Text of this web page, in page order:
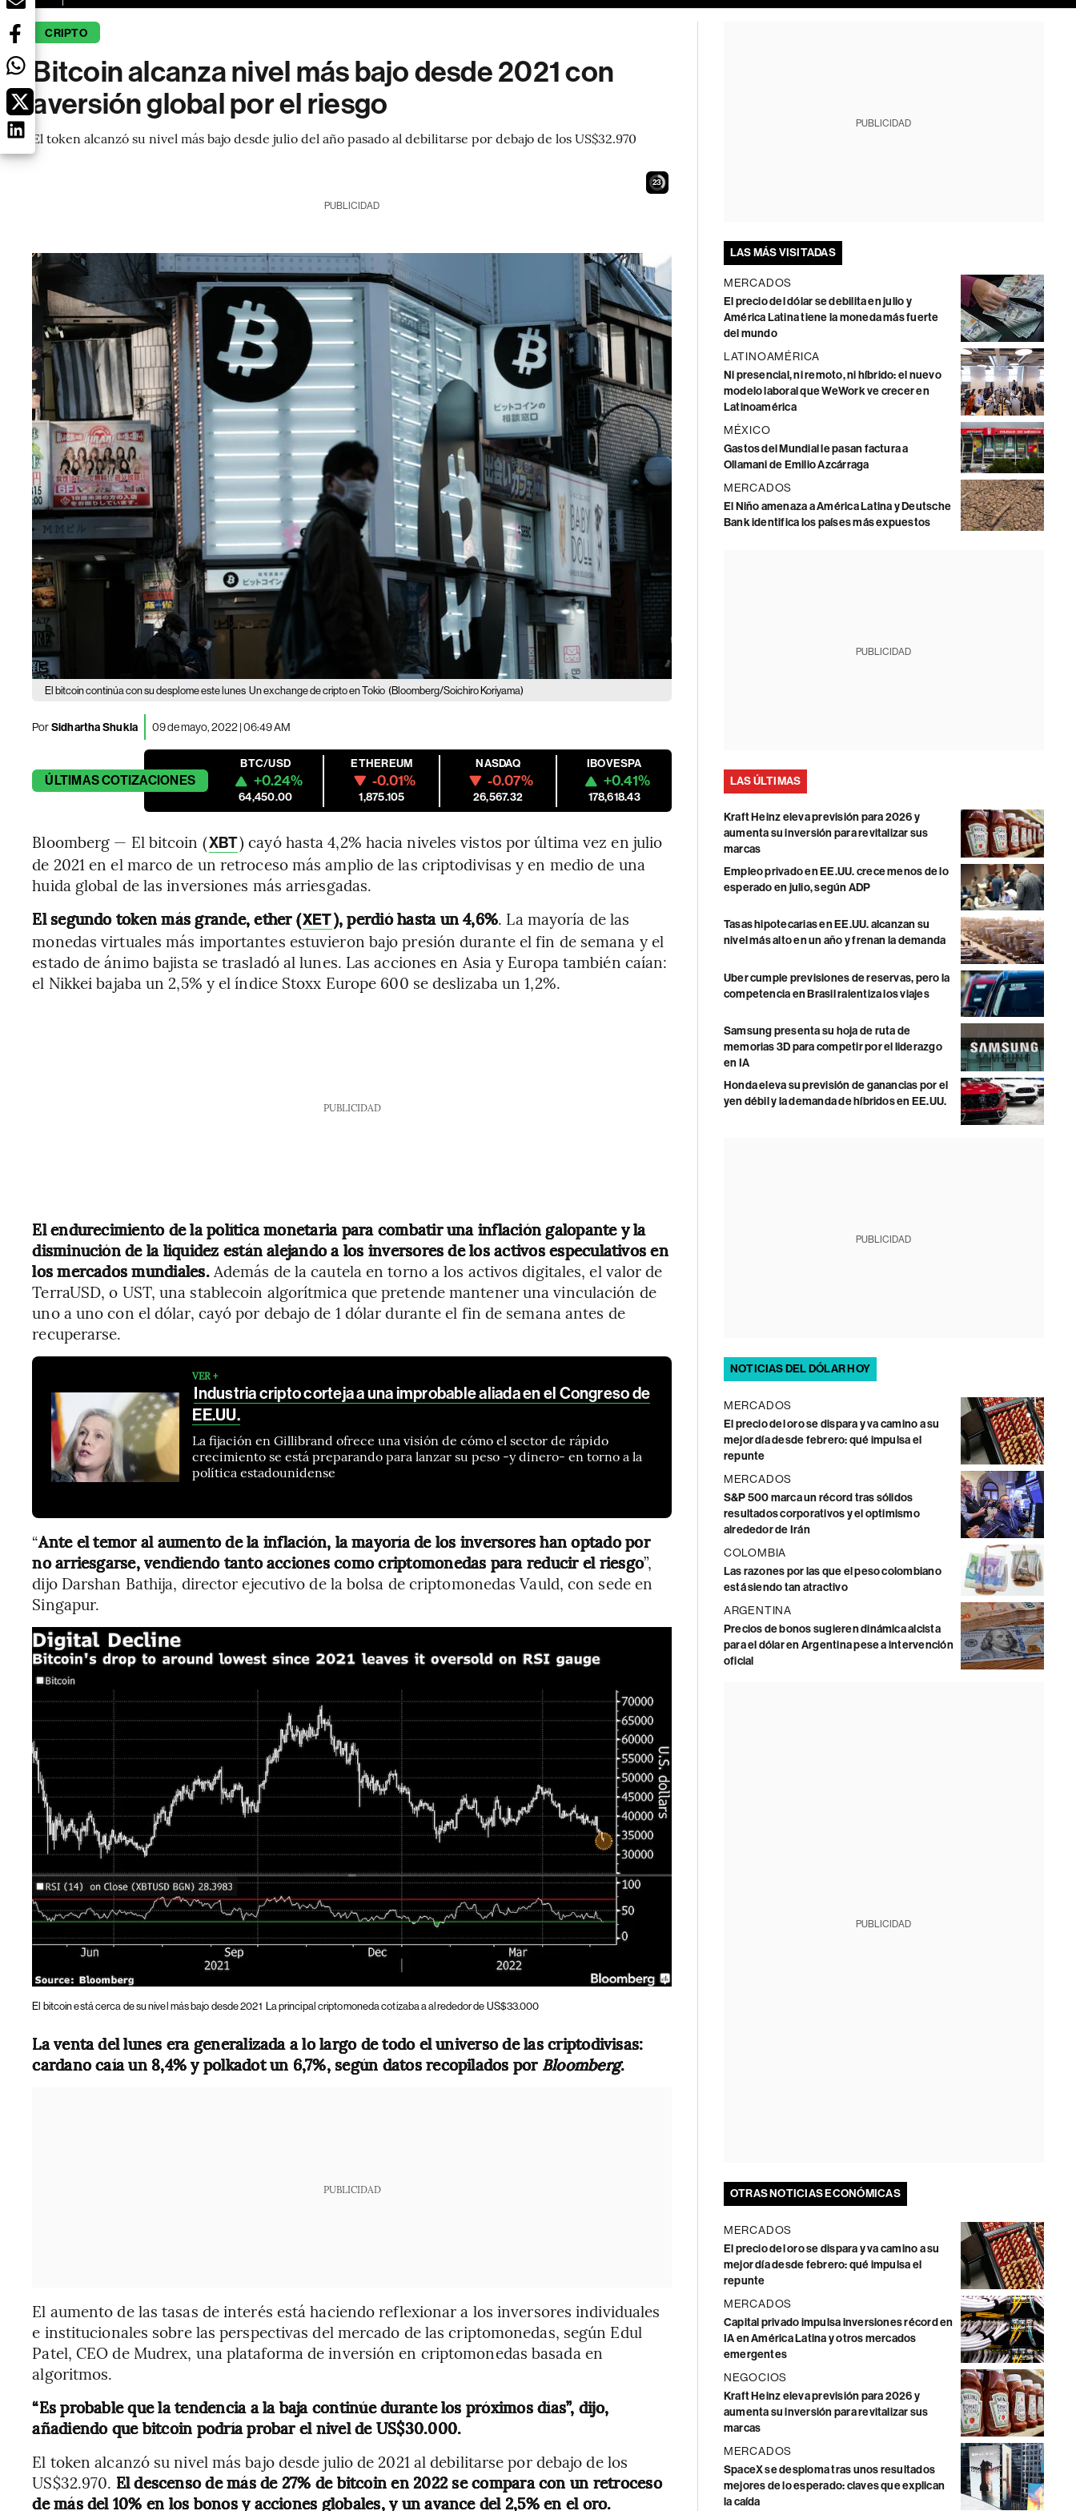
CRIPTO
Bitcoin alcanza nivel más bajo desde 2021 con
aversión global por el riesgo
El token alcanzó su nivel más bajo desde julio del año pasado al debilitarse por debajo de los US$32.970
22
PUBLICIDAD
El bitcoin continúa con su desplome este lunes Un exchange de cripto en Tokio (Bloomberg/Soichiro Koriyama)
PorSidhartha Shukla 09 de mayo, 2022 | 06:49 AM
ÚLTIMASCOTIZACIONES
BTC/USD
+0.24%
64,450.00
ETHEREUM
-0.01%
1,875.105
NASDAQ
-0.07%
26,567.32
IBOVESPA
+0.41%
178,618.43
Bloomberg — El bitcoin (XBT) cayó hasta 4,2% hacia niveles vistos por última vez en julio
de 2021 en el marco de un retroceso más amplio de las criptodivisas y en medio de una
huida global de las inversiones más arriesgadas.
El segundo token más grande, ether (XET), perdió hasta un 4,6%. La mayoría de las
monedas virtuales más importantes estuvieron bajo presión durante el fin de semana y el
estado de ánimo bajista se trasladó al lunes. Las acciones en Asia y Europa también caían:
el Nikkei bajaba un 2,5% y el índice Stoxx Europe 600 se deslizaba un 1,2%.
PUBLICIDAD
El endurecimiento de la política monetaria para combatir una inflación galopante y la
disminución de la liquidez están alejando a los inversores de los activos especulativos en
los mercados mundiales.Además de la cautela en torno a los activos digitales, el valor de
TerraUSD, o UST, una stablecoin algorítmica que pretende mantener una vinculación de
uno a uno con el dólar, cayó por debajo de 1 dólar durante el fin de semana antes de
recuperarse.
VER +
Industria cripto corteja a una improbable aliada en el Congreso de
EE.UU.
La fijación en Gillibrand ofrece una visión de cómo el sector de rápido
crecimiento se está preparando para lanzar su peso -y dinero- en torno a la
política estadounidense
“Ante el temor al aumento de la inflación, la mayoría de los inversores han optado por
no arriesgarse, vendiendo tanto acciones como criptomonedas para reducir el riesgo”,
dijo Darshan Bathija, director ejecutivo de la bolsa de criptomonedas Vauld, con sede en
Singapur.
El bitcoin está cerca de su nivel más bajo desde 2021 La principal criptomoneda cotizaba a alrededor de US$33.000
La venta del lunes era generalizada a lo largo de todo el universo de las criptodivisas:
cardano caía un 8,4% y polkadot un 6,7%, según datos recopilados por Bloomberg.
PUBLICIDAD
El aumento de las tasas de interés está haciendo reflexionar a los inversores individuales
e institucionales sobre las perspectivas del mercado de las criptomonedas, según Edul
Patel, CEO de Mudrex, una plataforma de inversión en criptomonedas basada en
algoritmos.
“Es probable que la tendencia a la baja continúe durante los próximos días”, dijo,
añadiendo que bitcoin podría probar el nivel de US$30.000.
El token alcanzó su nivel más bajo desde julio de 2021 al debilitarse por debajo de los
US$32.970. El descenso de más de 27% de bitcoin en 2022 se compara con un retroceso
de más del 10% en los bonos y acciones globales, y un avance del 2,5% en el oro.
PUBLICIDAD
LAS MÁS VISITADAS
MERCADOS
El precio del dólar se debilita en julio y
América Latina tiene la moneda más fuerte
del mundo
LATINOAMÉRICA
Ni presencial, ni remoto, ni híbrido: el nuevo
modelo laboral que WeWork ve crecer en
Latinoamérica
MÉXICO
Gastos del Mundial le pasan factura a
Ollamani de Emilio Azcárraga
MERCADOS
El Niño amenaza a América Latina y Deutsche
Bank identifica los países más expuestos
PUBLICIDAD
LAS ÚLTIMAS
Kraft Heinz eleva previsión para 2026 y
aumenta su inversión para revitalizar sus
marcas
Empleo privado en EE.UU. crece menos de lo
esperado en julio, según ADP
Tasas hipotecarias en EE.UU. alcanzan su
nivel más alto en un año y frenan la demanda
Uber cumple previsiones de reservas, pero la
competencia en Brasil ralentiza los viajes
Samsung presenta su hoja de ruta de
memorias 3D para competir por el liderazgo
en IA
Honda eleva su previsión de ganancias por el
yen débil y la demanda de híbridos en EE.UU.
PUBLICIDAD
NOTICIAS DEL DÓLAR HOY
MERCADOS
El precio del oro se dispara y va camino a su
mejor día desde febrero: qué impulsa el
repunte
MERCADOS
S&P 500 marca un récord tras sólidos
resultados corporativos y el optimismo
alrededor de Irán
COLOMBIA
Las razones por las que el peso colombiano
está siendo tan atractivo
ARGENTINA
Precios de bonos sugieren dinámica alcista
para el dólar en Argentina pese a intervención
oficial
PUBLICIDAD
OTRAS NOTICIAS ECONÓMICAS
MERCADOS
El precio del oro se dispara y va camino a su
mejor día desde febrero: qué impulsa el
repunte
MERCADOS
Capital privado impulsa inversiones récord en
IA en América Latina y otros mercados
emergentes
NEGOCIOS
Kraft Heinz eleva previsión para 2026 y
aumenta su inversión para revitalizar sus
marcas
MERCADOS
SpaceX se desploma tras unos resultados
mejores de lo esperado: claves que explican
la caída